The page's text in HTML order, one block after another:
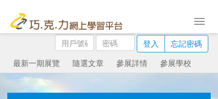
用
戶
號
碼
密
碼
登入
忘記密碼
最新一期展覽
隨選文章 參展詳情 參展學校